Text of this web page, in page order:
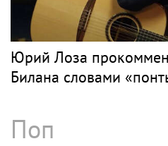
Юрий Лоза
Билана словами
Поп